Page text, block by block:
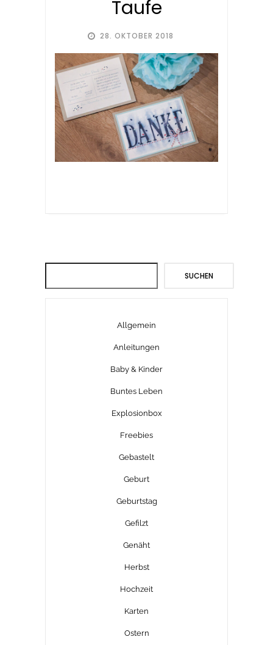
28. OKTOBER 2018
Taufe
SUCHEN
Allgemein
Anleitungen
Baby & Kinder
Buntes Leben
Explosionbox
Freebies
Gebastelt
Geburt
Geburtstag
Gefilzt
Genäht
Herbst
Hochzeit
Karten
Ostern